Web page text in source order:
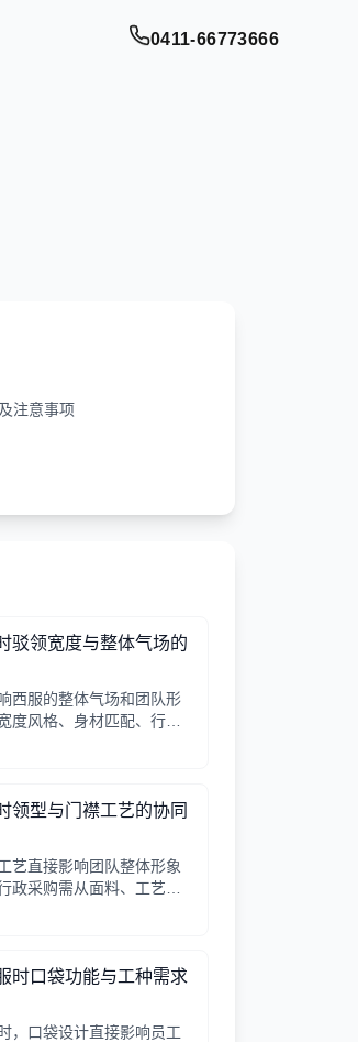
0411-66773666
注意事项
驳领宽度与整体气场的
西服的整体气场和团队形
度风格、身材匹配、行业
领型与门襟工艺的协同
艺直接影响团队整体形象
政采购需从面料、工艺、
时口袋功能与工种需求
，口袋设计直接影响员工